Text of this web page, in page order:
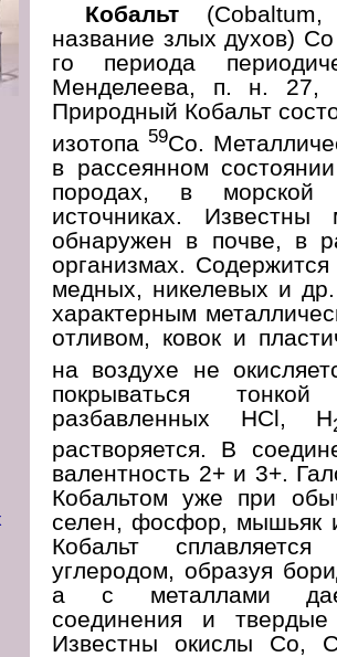
Кобальт
название злых духов)
го периода
Менделеева, п. н. 27,
Природный Кобальт
изотопа 59Со.
в рассеянном
породах, в
источниках.
обнаружен в почве, в
организмах.
медных, никелевых и
характерным
отливом, ковок и
на воздухе не
покрываться
разбавленных HCl, H
растворяется. В
валентность 2+ и 3+.
Кобальтом уже при
селен, фосфор, мышьяк
Кобальт
углеродом, образуя
а с металлами дает
соединения и
Известны окислы Co,